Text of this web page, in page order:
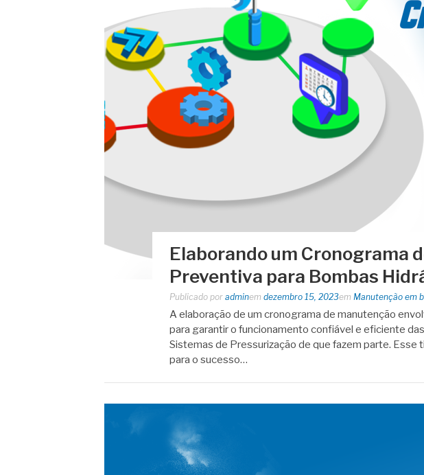
Elaborando um Cronograma
Preventiva para Bombas
Publicado por adminem dezembro 15, 2023em Manutenção em
A elaboração de um cronograma de manutenção
para garantir o funcionamento confiável e eficiente
Sistemas de Pressurização de que fazem parte. Esse
para o sucesso…